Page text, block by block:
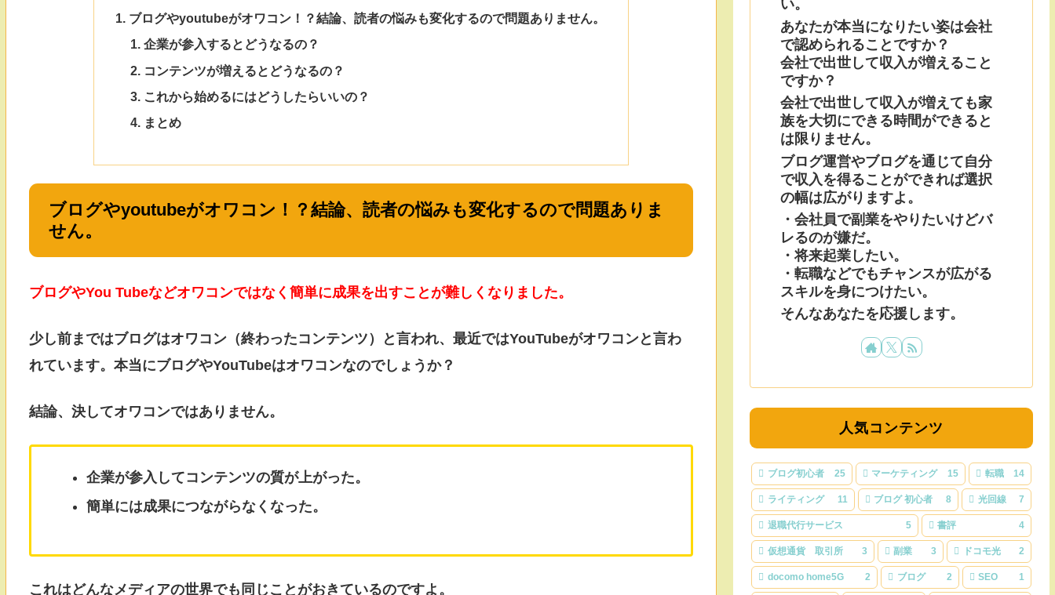
ブログやyoutubeがオワコン！？結論、読者の悩みも変化するので問題ありません。
企業が参入するとどうなるの？
コンテンツが増えるとどうなるの？
これから始めるにはどうしたらいいの？
まとめ
ブログやyoutubeがオワコン！？結論、読者の悩みも変化するので問題ありま
せん。
ブログやYou Tubeなどオワコンではなく簡単に成果を出すことが難しくなりました。
少し前まではブログはオワコン（終わったコンテンツ）と言われ、最近ではYouTubeがオワコンと言わ
れています。本当にブログやYouTubeはオワコンなのでしょうか？
結論、決してオワコンではありません。
企業が参入してコンテンツの質が上がった。
簡単には成果につながらなくなった。
これはどんなメディアの世界でも同じことがおきているのですよ。
い。
あなたが本当になりたい姿は会社
で認められることですか？
会社で出世して収入が増えること
ですか？
会社で出世して収入が増えても家
族を大切にできる時間ができると
は限りません。
ブログ運営やブログを通じて自分
で収入を得ることができれば選択
の幅は広がりますよ。
・会社員で副業をやりたいけどバ
レるのが嫌だ。
・将来起業したい。
・転職などでもチャンスが広がる
スキルを身につけたい。
そんなあなたを応援します。
人気コンテンツ
ブログ初心者 25 マーケティング 15 転職 14
ライティング 11 ブログ 初心者 8 光回線 7
退職代行サービス 5 書評 4
仮想通貨 取引所 3 副業 3 ドコモ光 2
docomo home5G 2 ブログ 2 SEO 1